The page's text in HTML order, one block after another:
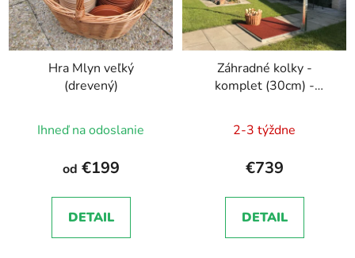
Hra Mlyn veľký
(drevený)
Ihneď na odoslanie
od €199
DETAIL
Záhradné kolky -
komplet (30cm) -
2-3 týždne
€739
DETAIL